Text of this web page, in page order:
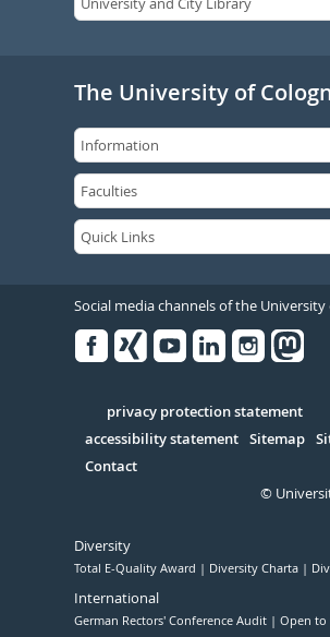
The University of
Social media channels of the University
Serivce
privacy protection statement
accessibility statement Sitemap
Contact
©
Diversity
Total E-Quality Award Diversity Charta
International
German Rectors' Conference Audit Open to